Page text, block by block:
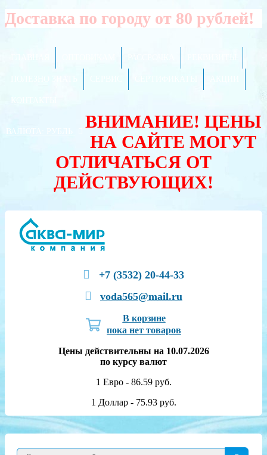
Доставка по городу от 80 рублей!
ВАЛЮТА:
ВНИМАНИЕ! ЦЕНЫ
НА САЙТЕ МОГУТ
ОТЛИЧАТЬСЯ ОТ
ДЕЙСТВУЮЩИХ!
+7 (3532) 20-44-33
voda565@mail.ru
В корзине
пока нет товаров
Цены действительны на 10.07.2026
по курсу валют
1 Евро - 86.59 руб.
1 Доллар - 75.93 руб.